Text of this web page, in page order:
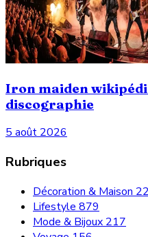
Iron maiden
discographie
5 août 2026
Rubriques
Décoration & Maison 22
Lifestyle 879
Mode & Bijoux 217